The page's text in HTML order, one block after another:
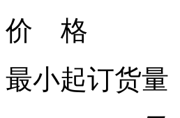
价 格
最小起订货量